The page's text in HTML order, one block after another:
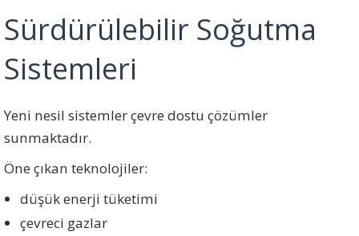
Sürdürülebilir Soğutma
Sistemleri
Yeni nesil sistemler çevre dostu çözümler
sunmaktadır.
Öne çıkan teknolojiler:
düşük enerji tüketimi
çevreci gazlar